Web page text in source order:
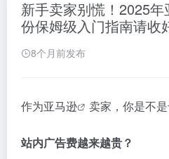
新手卖家别慌！2025
份保姆级入门指南请收
8个月前发布
作为亚马逊 卖家，你是不
站内广告费越来越贵？